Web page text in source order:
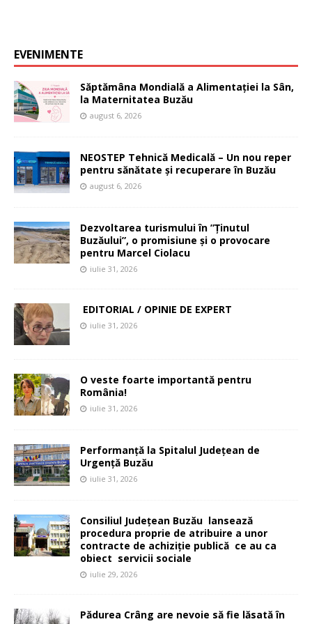
EVENIMENTE
Săptămâna Mondială a Alimentației la Sân,
la Maternitatea Buzău
august 6, 2026
NEOSTEP Tehnică Medicală – Un nou reper
pentru sănătate și recuperare în Buzău
august 6, 2026
Dezvoltarea turismului în ”Ținutul
Buzăului”, o promisiune și o provocare
pentru Marcel Ciolacu
iulie 31, 2026
EDITORIAL / OPINIE DE EXPERT
iulie 31, 2026
O veste foarte importantă pentru
România!
iulie 31, 2026
Performanță la Spitalul Județean de
Urgență Buzău
iulie 31, 2026
Consiliul Județean Buzău lansează
procedura proprie de atribuire a unor
contracte de achiziție publică ce au ca
obiect servicii sociale
iulie 29, 2026
Pădurea Crâng are nevoie să fie lăsată în